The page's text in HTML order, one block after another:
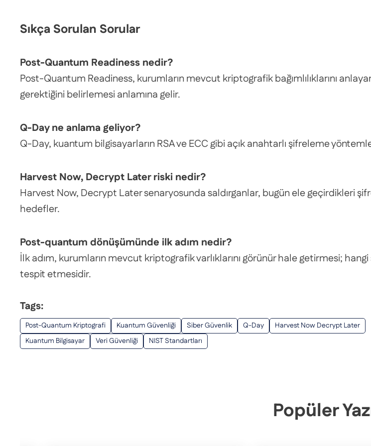
Sıkça Sorulan Sorular
Post-Quantum Readiness nedir?
Post-Quantum Readiness, kurumların mevcut kriptografik bağımlılıklarını
gerektiğini belirlemesi anlamına gelir.
Q-Day ne anlama geliyor?
Q-Day, kuantum bilgisayarların RSA ve ECC gibi açık anahtarlı şifreleme
Harvest Now, Decrypt Later riski nedir?
Harvest Now, Decrypt Later senaryosunda saldırganlar, bugün ele geçirdikleri
hedefler.
Post-quantum dönüşümünde ilk adım nedir?
İlk adım, kurumların mevcut kriptografik varlıklarını görünür hale getirmesi;
tespit etmesidir.
Tags:
Post-Quantum Kriptografi Kuantum Güvenliği Siber Güvenlik Q-Day
Harvest Now Decrypt Later
Kuantum Bilgisayar
Veri Güvenliği NIST Standartları
Popüler